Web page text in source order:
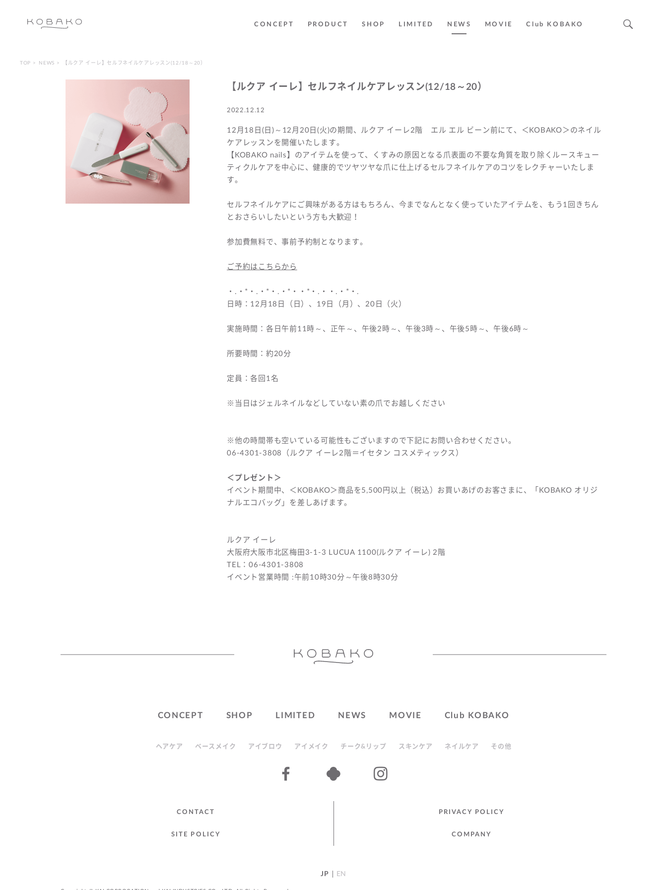
CONCEPT PRODUCT SHOP LIMITED NEWS MOVIE Club KOBAKO
TOP NEWS 【ルクア イーレ】セルフネイルケアレッスン(12/18～20）
【ルクア イーレ】セルフネイルケアレッスン(12/18～20）
2022.12.12
12月18日(日)～12月20日(火)の期間、ルクア イーレ2階 エル エル ビーン前にて、＜KOBAKO＞のネイル
ケアレッスンを開催いたします。
【KOBAKO nails】のアイテムを使って、くすみの原因となる爪表面の不要な角質を取り除くルースキュー
ティクルケアを中心に、健康的でツヤツヤな爪に仕上げるセルフネイルケアのコツをレクチャーいたしま
す。
セルフネイルケアにご興味がある方はもちろん、今までなんとなく使っていたアイテムを、もう1回きちん
とおさらいしたいという方も大歓迎！
参加費無料で、事前予約制となります。
ご予約はこちらから
・.・*・.・*・.・*・・*・.・・.・*・.
日時：12月18日（日）、19日（月）、20日（火）
実施時間：各日午前11時～、正午～、午後2時～、午後3時～、午後5時～、午後6時～
所要時間：約20分
定員：各回1名
※当日はジェルネイルなどしていない素の爪でお越しください
※他の時間帯も空いている可能性もございますので下記にお問い合わせください。
06-4301-3808（ルクア イーレ2階＝イセタン コスメティックス）
＜プレゼント＞
イベント期間中、＜KOBAKO＞商品を5,500円以上（税込）お買いあげのお客さまに、「KOBAKO オリジ
ナルエコバッグ」を差しあげます。
ルクア イーレ
大阪府大阪市北区梅田3-1-3 LUCUA 1100(ルクア イーレ) 2階
TEL：06-4301-3808
イベント営業時間 :午前10時30分～午後8時30分
CONCEPT SHOP LIMITED NEWS MOVIE Club KOBAKO
ヘアケア ベースメイク アイブロウ アイメイク チーク&リップ スキンケア ネイルケア その他
CONTACT PRIVACY POLICY
SITE POLICY COMPANY
JP EN